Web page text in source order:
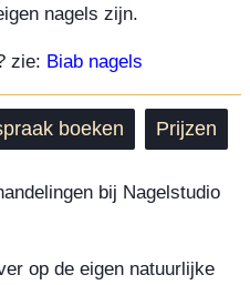
nagels zijn.
zie: Biab nagels
boeken Prijzen
bij Nagelstudio
op de eigen natuurlijke